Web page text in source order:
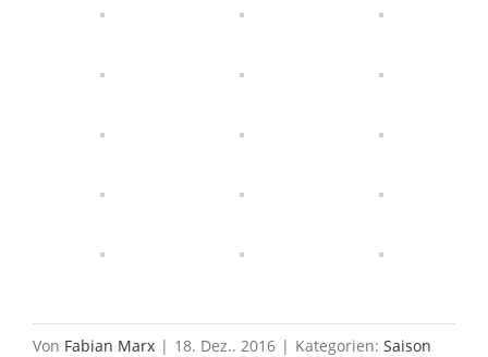
Von Fabian Marx | 18. Dez.. 2016 | Kategorien: Saison